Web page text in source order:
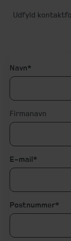
Udfyld
Navn
Firmanavn
E-mail
Postnummer